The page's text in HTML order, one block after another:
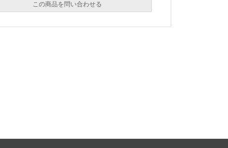
この商品を問い合わせる